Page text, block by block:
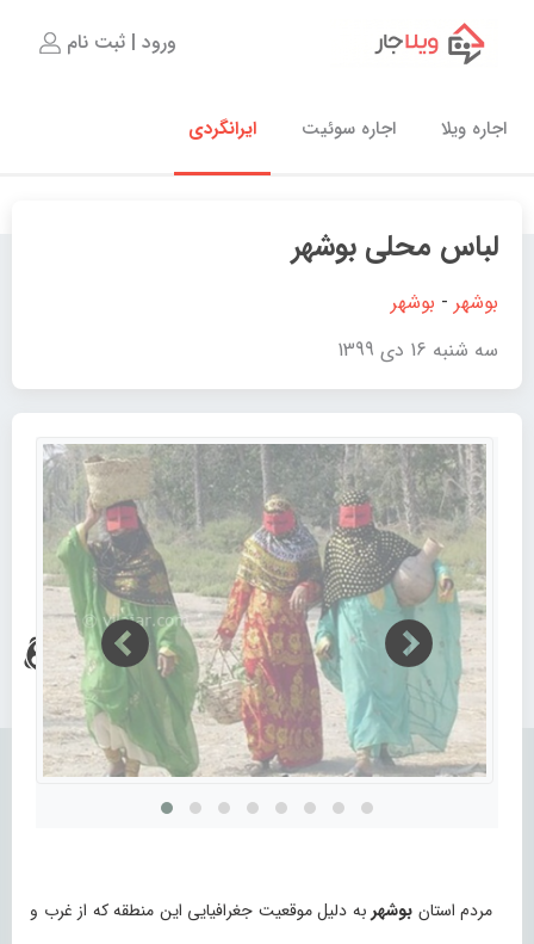
اجاره ویلا اجاره سوئیت ایرانگردی
ورود | ثبت نام
لباس محلی بوشهر
بوشهر - بوشهر
سه شنبه 16 دی 1399
مردم استان بوشهر به دلیل موقعیت جغرافیایی این منطقه که از غرب و